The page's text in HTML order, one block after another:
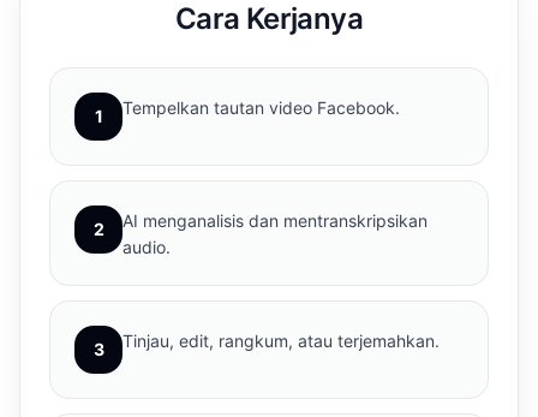
Cara Kerjanya
1 Tempelkan tautan video Facebook.
2
AI menganalisis dan mentranskripsikan
audio.
3 Tinjau, edit, rangkum, atau terjemahkan.